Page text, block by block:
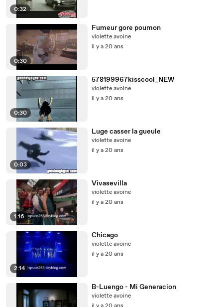
0:32
0:30
Fumeur gore poumon
violette avoine
il y a 20 ans
0:30
578199967kisscool_NEW
violette avoine
il y a 20 ans
0:03
Luge casser la gueule
violette avoine
il y a 20 ans
1:16
Vivasevilla
violette avoine
il y a 20 ans
2:14
Chicago
violette avoine
il y a 20 ans
B-Luengo - Mi Generacion
violette avoine